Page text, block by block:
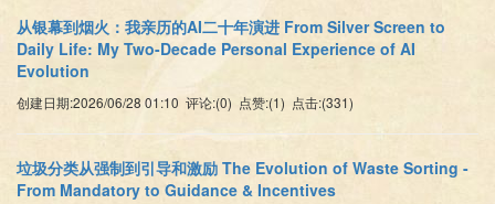
从银幕到烟火：我亲历的AI二十年演进 From Silver Screen to
Daily Life: My Two-Decade Personal Experience of AI
Evolution
创建日期:2026/06/28 01:10 评论:(0) 点赞:(1) 点击:(331)
垃圾分类从强制到引导和激励 The Evolution of Waste Sorting‌ -
From Mandatory to Guidance & Incentives